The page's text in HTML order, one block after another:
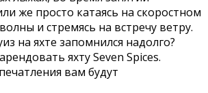
же просто катаясь на скоростном
и стремясь на встречу ветру.
на яхте запомнился надолго?
яхту Seven Spices.
вам будут